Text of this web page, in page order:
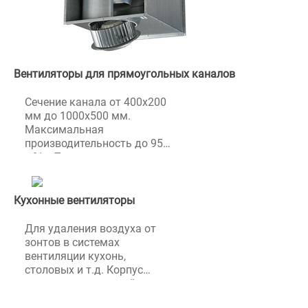
Вентиляторы для прямоугольных каналов
Сечение канала от 400х200
мм до 1000х500 мм.
Максимальная
производительность до 9540
м³/ч. Прямоугольные
используются для систем
приточно-вытяжной
перемещения воздуха с
температурой в диапазоне
от -25°С до +55°С.
Канальные центробежные
вентиляторы Вентс сняты с
Кухонные вентиляторы
Для удаления воздуха от
зонтов в системах
вентиляции кухонь,
столовых и т.д. Корпус
шумоизолированный, легко